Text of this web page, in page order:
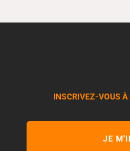
INSCRIVEZ-VOUS
JE